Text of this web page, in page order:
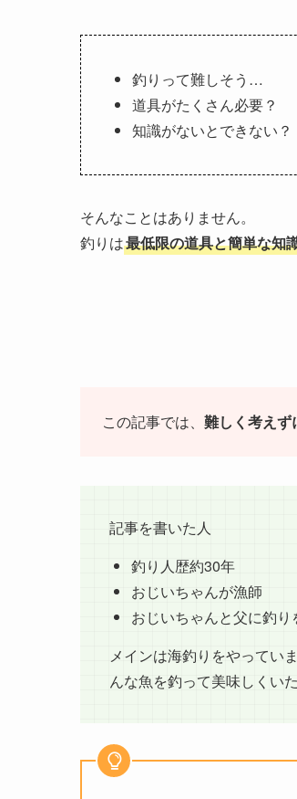
釣りって難しそう…
道具がたくさん必要？
知識がないとできない？
そんなことはありません。
釣りは最低限の道具と簡単な知
この記事では、 難しく考えず
記事を書いた人
釣り人歴約30年
おじいちゃんが漁師
おじいちゃんと父に釣り
メインは海釣りをやってい
んな魚を釣って美味しくい